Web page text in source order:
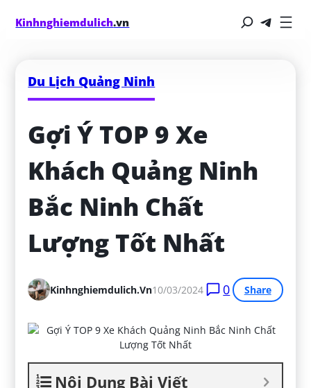
Kinhnghiemdulich.vn
Du Lịch Quảng Ninh
Gợi Ý TOP 9 Xe
Khách Quảng Ninh
Bắc Ninh Chất
Lượng Tốt Nhất
Kinhnghiemdulich.vn10/03/2024 0 Share
Nội Dung Bài Viết